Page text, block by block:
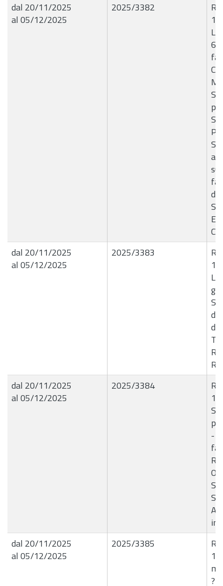
dal 20/11/2025
al 05/12/2025
2025/3382
dal 20/11/2025
al 05/12/2025
2025/3383
dal 20/11/2025
al 05/12/2025
2025/3384
-
dal 20/11/2025
al 05/12/2025
2025/3385
?